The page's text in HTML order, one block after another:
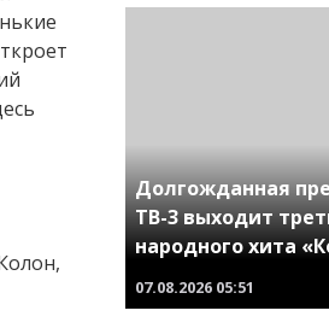
Долгожданная
ТВ-3 выходит
народного хита
07.08.2026 05:51